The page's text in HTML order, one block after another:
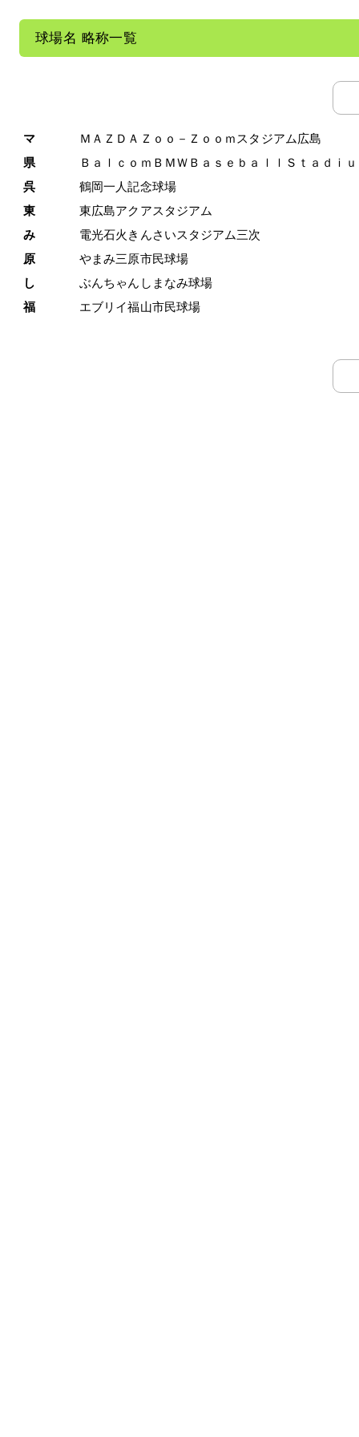
球場名 略称一覧
マ
ＭＡＺＤＡＺｏｏ－Ｚｏｏｍスタジアム広島
県
ＢａｌｃｏｍＢＭＷＢａｓｅｂａｌｌＳｔａｄｉ
呉
鶴岡一人記念球場
東
東広島アクアスタジアム
み
電光石火きんさいスタジアム三次
原
やまみ三原市民球場
し
ぶんちゃんしまなみ球場
福
エブリイ福山市民球場